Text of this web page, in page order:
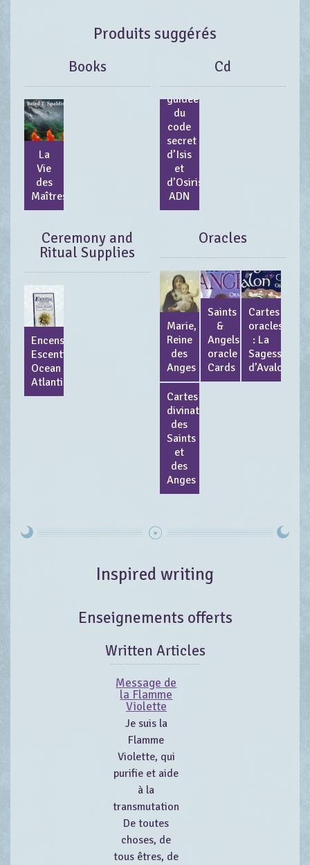
Produits suggérés
Books
La
Vie
des
Maîtres
Cd
Méditation
guidée
du
code
secret
d’Isis
et
d’Osiris
ADN
Ceremony and
Ritual Supplies
Encens
Escential
Ocean
Atlantis
Oracles
Marie,
Reine
des
Anges
Saints
&
Angels
oracle
Cards
Cartes
oracles
: La
Sagesse
d’Avalon
Cartes
divinatoires
des
Saints
et
des
Anges
Inspired writing
Enseignements offerts
Written Articles
Message de
la Flamme
Violette
Je suis la
Flamme
Violette, qui
purifie et aide
à la
transmutation
De toutes
choses, de
tous êtres, de